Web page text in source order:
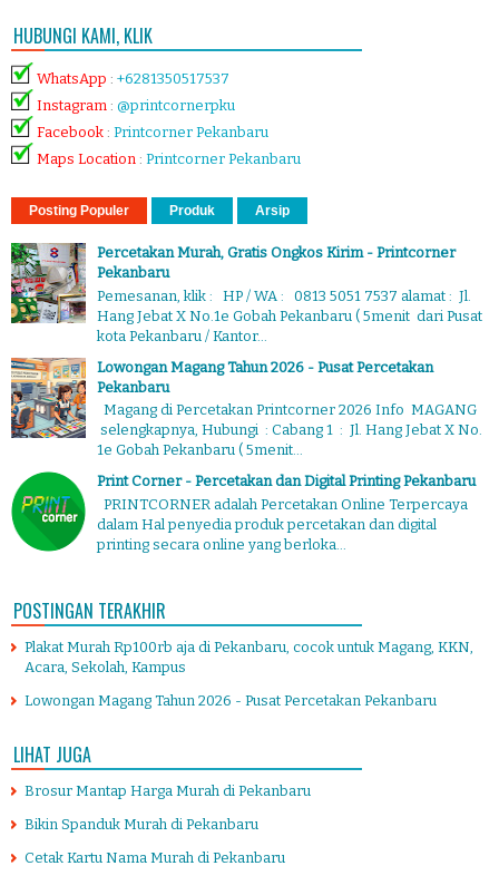
HUBUNGI KAMI, KLIK
WhatsApp : +6281350517537
Instagram : @printcornerpku
Facebook : Printcorner Pekanbaru
Maps Location : Printcorner Pekanbaru
Posting Populer Produk Arsip
Percetakan Murah, Gratis Ongkos Kirim - Printcorner
Pekanbaru
Pemesanan, klik : HP / WA : 0813 5051 7537 alamat : Jl.
Hang Jebat X No.1e Gobah Pekanbaru ( 5menit dari Pusat
kota Pekanbaru / Kantor...
Lowongan Magang Tahun 2026 - Pusat Percetakan
Pekanbaru
Magang di Percetakan Printcorner 2026 Info MAGANG
selengkapnya, Hubungi : Cabang 1 : Jl. Hang Jebat X No.
1e Gobah Pekanbaru ( 5menit...
Print Corner - Percetakan dan Digital Printing Pekanbaru
PRINTCORNER adalah Percetakan Online Terpercaya
dalam Hal penyedia produk percetakan dan digital
printing secara online yang berloka...
POSTINGAN TERAKHIR
Plakat Murah Rp100rb aja di Pekanbaru, cocok untuk Magang, KKN,
Acara, Sekolah, Kampus
Lowongan Magang Tahun 2026 - Pusat Percetakan Pekanbaru
LIHAT JUGA
Brosur Mantap Harga Murah di Pekanbaru
Bikin Spanduk Murah di Pekanbaru
Cetak Kartu Nama Murah di Pekanbaru